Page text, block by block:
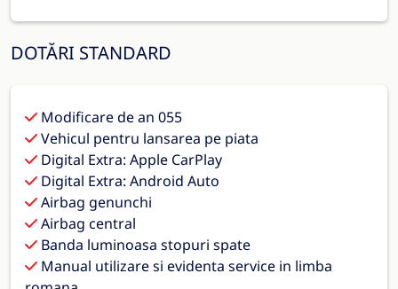
DOTĂRI STANDARD
Modificare de an 055
Vehicul pentru lansarea pe piata
Digital Extra: Apple CarPlay
Digital Extra: Android Auto
Airbag genunchi
Airbag central
Banda luminoasa stopuri spate
Manual utilizare si evidenta service in limba